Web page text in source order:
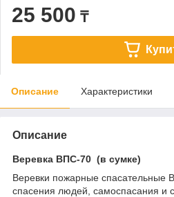
25 500 ₸
Описание Характеристики
Описание
Веревка ВПС-70 (в сумке)
Веревки пожарные
спасения людей, самоспасания и